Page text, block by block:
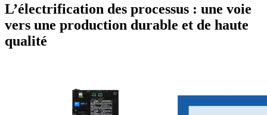
L’électrification des processus : une voie
vers une production durable et de haute
qualité